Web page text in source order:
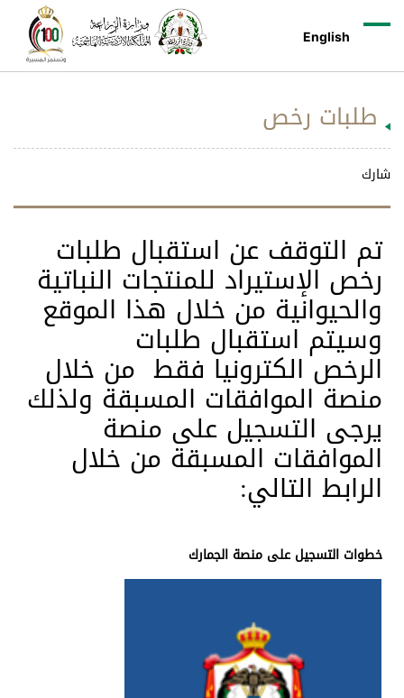
English
طلبات رخص
شارك
تم التوقف عن استقبال طلبات
رخص الإستيراد للمنتجات النباتية
والحيوانية من خلال هذا الموقع
وسيتم استقبال طلبات
الرخص الكترونيا فقط من خلال
منصة الموافقات المسبقة ولذلك
يرجى التسجيل على منصة
الموافقات المسبقة من خلال
الرابط التالي:
خطوات التسجيل على منصة الجمارك